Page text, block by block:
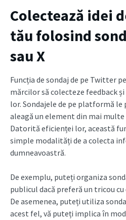
Colectează idei
tău folosind
sau X
Funcția de sondaj de pe Twitter
mărcilor să colecteze feedback
lor. Sondajele de pe platformă
aleagă un element din mai
Datorită eficienței lor, această
simple modalități de a colecta
dumneavoastră.
De exemplu, puteți organiza
publicul dacă preferă un tricou cu
De asemenea, puteți utiliza
acest fel, vă puteți implica în